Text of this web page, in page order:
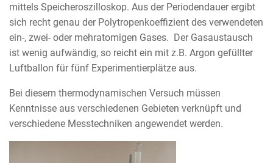
mittels Speicheroszilloskop. Aus der Periodendauer ergibt
sich recht genau der Polytropenkoeffizient des verwendeten
ein-, zwei- oder mehratomigen Gases. Der Gasaustausch
ist wenig aufwändig, so reicht ein mit z.B. Argon gefüllter
Luftballon für fünf Experimentierplätze aus.
Bei diesem thermodynamischen Versuch müssen
Kenntnisse aus verschiedenen Gebieten verknüpft und
verschiedene Messtechniken angewendet werden.